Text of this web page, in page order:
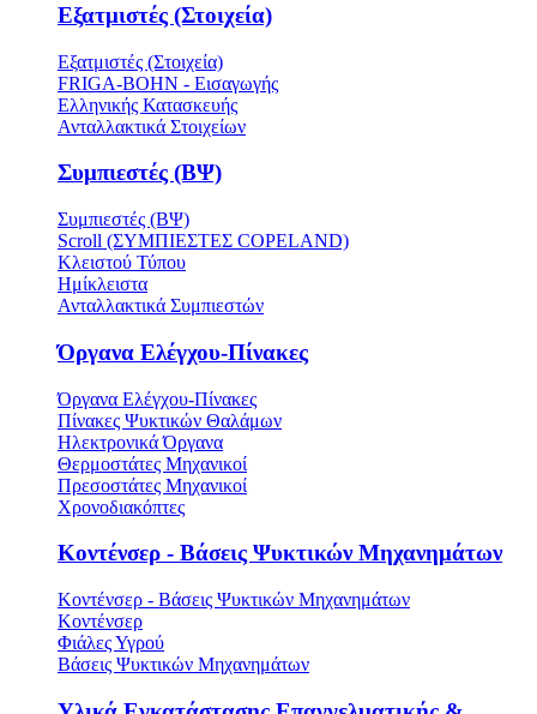
Εξατμιστές (Στοιχεία)
Εξατμιστές (Στοιχεία)
FRIGA-BOHN - Εισαγωγής
Ελληνικής Κατασκευής
Ανταλλακτικά Στοιχείων
Συμπιεστές (ΒΨ)
Συμπιεστές (ΒΨ)
Scroll (ΣΥΜΠΙΕΣΤΕΣ COPELAND)
Κλειστού Τύπου
Ημίκλειστα
Ανταλλακτικά Συμπιεστών
Όργανα Ελέγχου-Πίνακες
Όργανα Ελέγχου-Πίνακες
Πίνακες Ψυκτικών Θαλάμων
Ηλεκτρονικά Όργανα
Θερμοστάτες Μηχανικοί
Πρεσοστάτες Μηχανικοί
Χρονοδιακόπτες
Κοντένσερ - Βάσεις Ψυκτικών Μηχανημάτων
Κοντένσερ - Βάσεις Ψυκτικών Μηχανημάτων
Κοντένσερ
Φιάλες Υγρού
Βάσεις Ψυκτικών Μηχανημάτων